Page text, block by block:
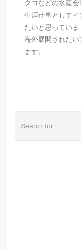
タコなどの水産会
生涯仕事としてイ
たいと思っていま
海外展開されたい
ます。